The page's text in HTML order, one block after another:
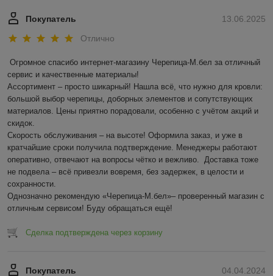
13.06.2025
Покупатель
Отлично
Огромное спасибо интернет-магазину Черепица-М.бел за отличный
сервис и качественные материалы!
Ассортимент – просто шикарный! Нашла всё, что нужно для кровли:
большой выбор черепицы, доборных элементов и сопутствующих
материалов. Цены приятно порадовали, особенно с учётом акций и
скидок.
Скорость обслуживания – на высоте! Оформила заказ, и уже в
кратчайшие сроки получила подтверждение. Менеджеры работают
оперативно, отвечают на вопросы чётко и вежливо.  Доставка тоже
не подвела – всё привезли вовремя, без задержек, в целости и
сохранности.
Однозначно рекомендую «Черепица-М.бел»– проверенный магазин с
отличным сервисом! Буду обращаться ещё!
Сделка подтверждена через корзину
04.04.2024
Покупатель